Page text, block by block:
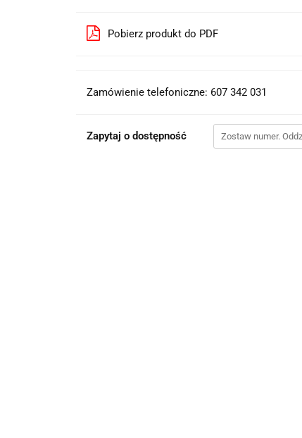
Pobierz produkt do PDF
Zamówienie telefoniczne: 607 342 031
Zapytaj o dostępność